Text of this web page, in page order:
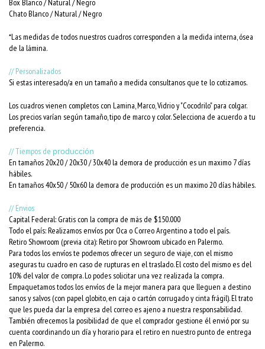
Chato Blanco / Natural / Negro
*Las medidas de todos nuestros cuadros corresponden a la medida interna, ósea
de la lámina.
// Personalizados
Si estas interesado/a en un tamaño a medida consultanos que te lo cotizamos.
Los cuadros vienen completos con Lamina, Marco, Vidrio y "Cocodrilo" para colgar.
Los precios varían según tamaño, tipo de marco y color. Selecciona de acuerdo a tu
preferencia.
// Tiempos de producción
En tamaños 20x20 / 20x30 / 30x40 la demora de producción es un maximo 7 días
hábiles.
En tamaños 40x50 / 50x60 la demora de producción es un maximo 20 días hábiles.
// Envios
Capital Federal: Gratis con la compra de más de $150.000
Todo el país: Realizamos envíos por Oca o Correo Argentino a todo el país.
Retiro Showroom (previa cita): Retiro por Showroom ubicado en Palermo.
Para todos los envíos te podemos ofrecer un seguro de viaje, con el mismo
aseguras tu cuadro en caso de rupturas en el traslado. El costo del mismo es del
10% del valor de compra. Lo podes solicitar una vez realizada la compra.
Empaquetamos todos los envíos de la mejor manera para que lleguen a destino
sanos y salvos (con papel globito, en caja o cartón corrugado y cinta frágil). El trato
que les pueda dar la empresa del correo es ajeno a nuestra responsabilidad.
También ofrecemos la posibilidad de que el comprador gestione él envió por su
cuenta coordinando un día y horario para el retiro en nuestro punto de entrega
en Palermo.